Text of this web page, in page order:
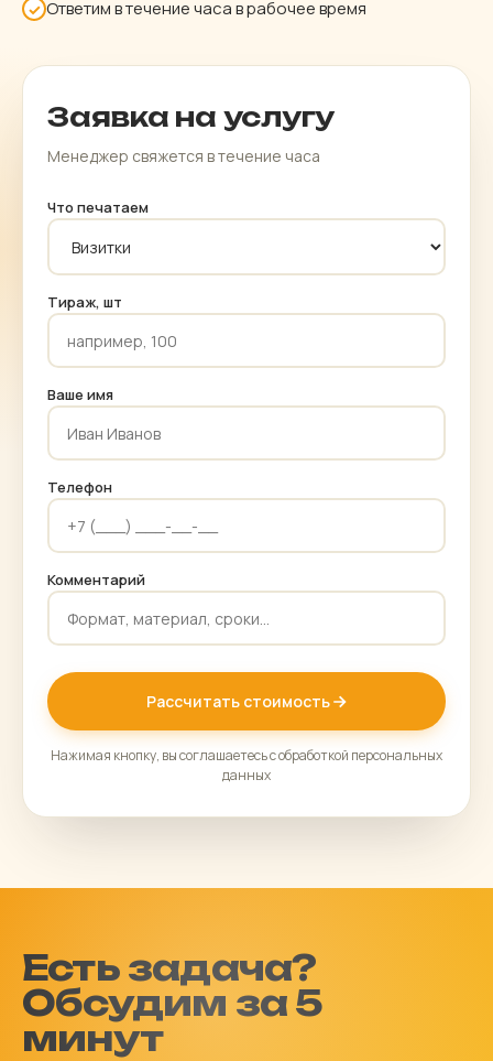
✓ Ответим в течение часа в рабочее время
Заявка на услугу
Менеджер свяжется в течение часа
Что печатаем
Тираж, шт
Ваше имя
Телефон
Комментарий
Рассчитать стоимость
Нажимая кнопку, вы соглашаетесь с обработкой персональных
данных
Есть задача?
Обсудим за 5
минут